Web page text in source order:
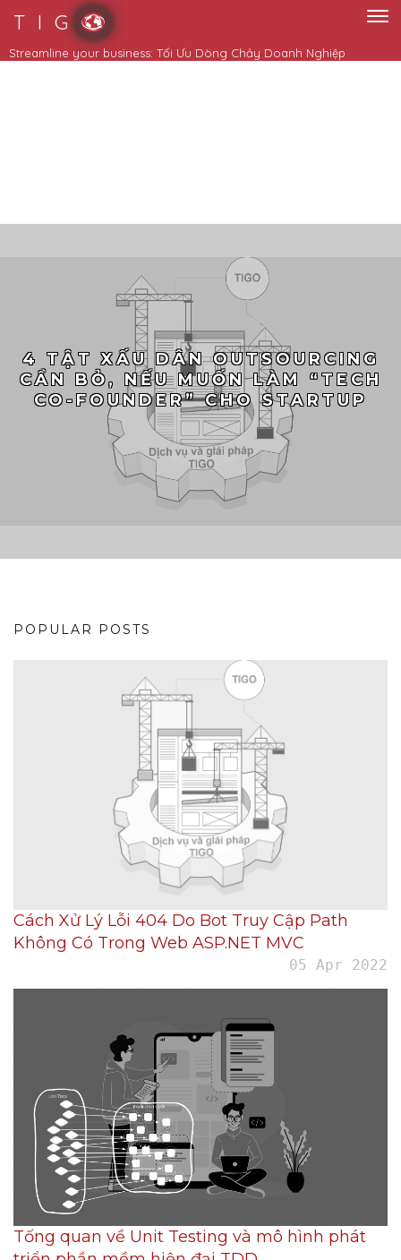
T I G
4 TẬT XẤU DÂN OUTSOURCING
CẦN BỎ, NẾU MUỐN LÀM “TECH
CO-FOUNDER” CHO STARTUP
POPULAR POSTS
Cách Xử Lý Lỗi 404 Do Bot Truy Cập Path
Không Có Trong Web ASP.NET MVC
05 Apr 2022
Tống quan về Unit Testing và mô hình phát